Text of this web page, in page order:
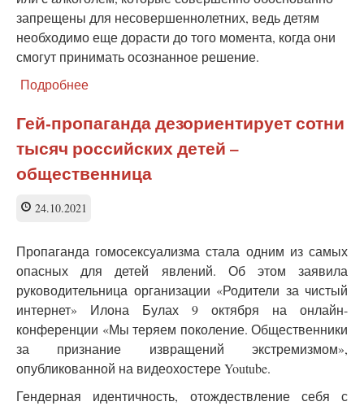
запрещены для несовершеннолетних, ведь детям
необходимо еще дорасти до того момента, когда они
смогут принимать осознанное решение.
Подробнее
и
овцы.
Как
хочет
вредного
интернета
Гей-пропаганда дезориентирует сотни
тысяч российских детей –
общественница
24.10.2021
Пропаганда гомосексуализма стала одним из самых
опасных для детей явлений. Об этом заявила
руководительница организации «Родители за чистый
интернет» Илона Булах 9 октября на онлайн-
конференции «Мы теряем поколение. Общественники
за признание извращений экстремизмом»,
опубликованной на видеохостере Youtube.
Гендерная идентичность, отождествление себя с